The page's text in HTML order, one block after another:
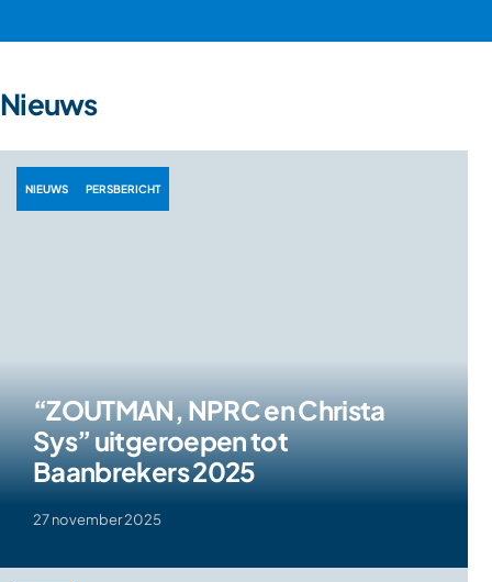
Nieuws
“ZOUTMAN, NPRC en Christa
Sys” uitgeroepen tot
Baanbrekers 2025
27 november 2025
NIEUWS PERSBERICHT